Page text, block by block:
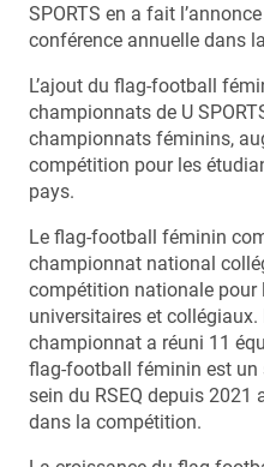
SPORTS en a fait
conférence annuelle dans
L’ajout du flag-football
championnats de U
championnats féminins,
compétition pour les
pays.
Le flag-football féminin
championnat national
compétition nationale pour
universitaires et collégiaux.
championnat a réuni 11
flag-football féminin est un
sein du RSEQ depuis 2021
dans la compétition.